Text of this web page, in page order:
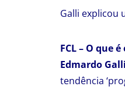
Galli explicou
FCL – O que
Edmardo Galli
tendência